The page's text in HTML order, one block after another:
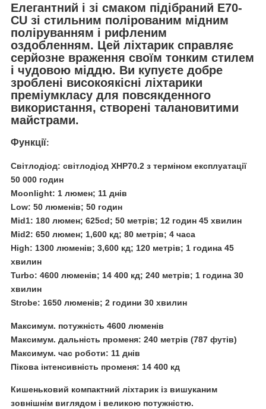
Елегантний і зі смаком підібраний E70-
CU зі стильним полірованим мідним
поліруванням і рифленим
оздобленням. Цей ліхтарик справляє
серйозне враження своїм тонким стилем
і чудовою міддю. Ви купуєте добре
зроблені високоякісні ліхтарики
преміумкласу для повсякденного
використання, створені талановитими
майстрами.
Функції:
Світлодіод: світлодіод XHP70.2 з терміном експлуатації
50 000 годин
Moonlight: 1 люмен; 11 днів
Low: 50 люменів; 50 годин
Mid1: 180 люмен; 625cd; 50 метрів; 12 годин 45 хвилин
Mid2: 650 люмен; 1,600 кд; 80 метрів; 4 часа
High: 1300 люменів; 3,600 кд; 120 метрів; 1 година 45
хвилин
Turbo: 4600 люменів; 14 400 кд; 240 метрів; 1 година 30
хвилин
Strobe: 1650 люменів; 2 години 30 хвилин
Максимум. потужність 4600 люменів
Максимум. дальність променя: 240 метрів (787 футів)
Максимум. час роботи: 11 днів
Пікова інтенсивність променя: 14 400 кд
Кишеньковий компактний ліхтарик із вишуканим
зовнішнім виглядом і великою потужністю.